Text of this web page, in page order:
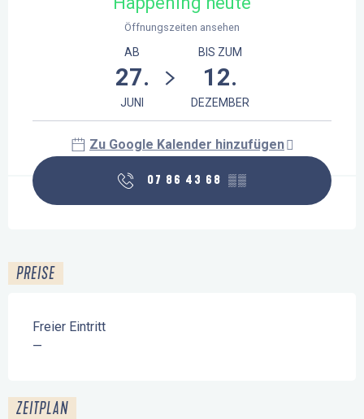
Öffnungszeiten ansehen
AB
27.
JUNI
BIS ZUM
12.
DEZEMBER
Zu Google Kalender hinzufügen
07 86 43 68 ▒▒
PREISE
Freier Eintritt
—
ZEITPLAN